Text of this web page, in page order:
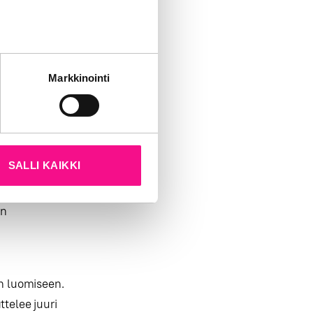
sivustoamme.
Markkinointi
SALLI KAIKKI
Eri
luomiseen.
juuri